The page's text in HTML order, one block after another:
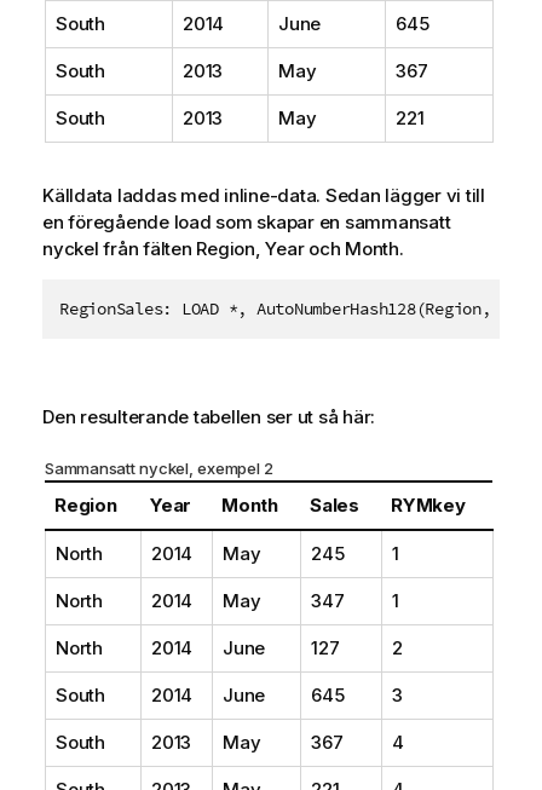
South 2014 June 645
South 2013 May 367
South 2013 May 221
Källdata laddas med inline-data. Sedan lägger vi till
en föregående load som skapar en sammansatt
nyckel från fälten Region ,Yearoch Month.
Den resulterande tabellen ser ut så här:
Sammansatt nyckel, exempel 2
Region Year Month Sales RYMkey
North 2014 May 245 1
North 2014 May 347 1
North 2014 June 127 2
South 2014 June 645 3
South 2013 May 367 4